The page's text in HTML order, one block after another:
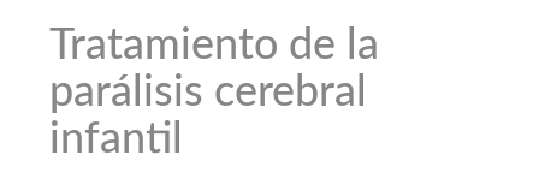
Tratamiento de la
parálisis cerebral
infantil